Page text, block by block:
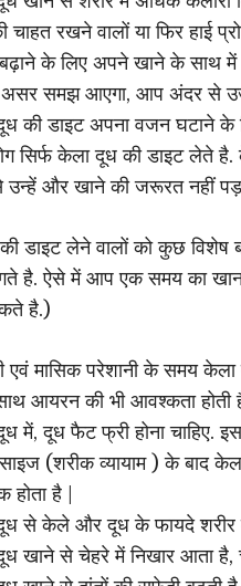
चाहत रखने वालों या फिर हाई
के लिए अपने खाने के साथ
असर समझ आएगा, आप अंदर से
की डाइट अपना वजन घटाने
सिर्फ केला दूध की डाइट लेते है.
उन्हें और खाने की जरूरत नहीं
डाइट लेने वालों को कुछ विशेष
है. ऐसे में आप एक समय का
है.)
एवं मासिक परेशानी के समय
आयरन की भी आवश्कता होती
में, दूध फैट फ्री होना चाहिए.
(शरीक व्यायाम ) के बाद
होता है |
से केले और दूध के फायदे शरीर
खाने से चेहरे में निखार आता है,